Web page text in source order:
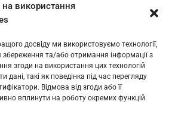
на використання
досвіду ми використовуємо технології,
збереження та/або отримання інформації з
згоди на використання цих технологій
такі як поведінка під час перегляду
Відмова від згоди або її
вплинути на роботу окремих функцій